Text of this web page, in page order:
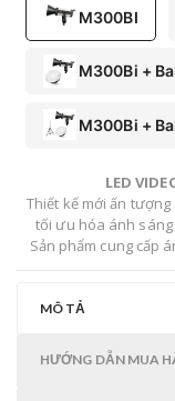
M300BI
M300Bi +
M300Bi +
LED
Thiết kế mới ấn
tối ưu hóa ánh
Sản phẩm cung cấp
HỖ TRỢ APP thuận
MÔ TẢ
HƯỚNG DẪN MUA